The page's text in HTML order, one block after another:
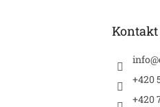
Kontakt
info@
+420
+420